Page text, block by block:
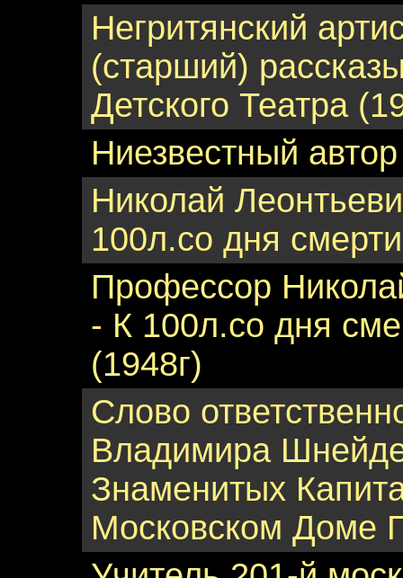
Негритянский
(старший)
Детского Театра
Ниезвестный
Николай
100л.со дня
Профессор
- К 100л.со дня
(1948г)
Слово
Владимира
Знаменитых
Московском Доме